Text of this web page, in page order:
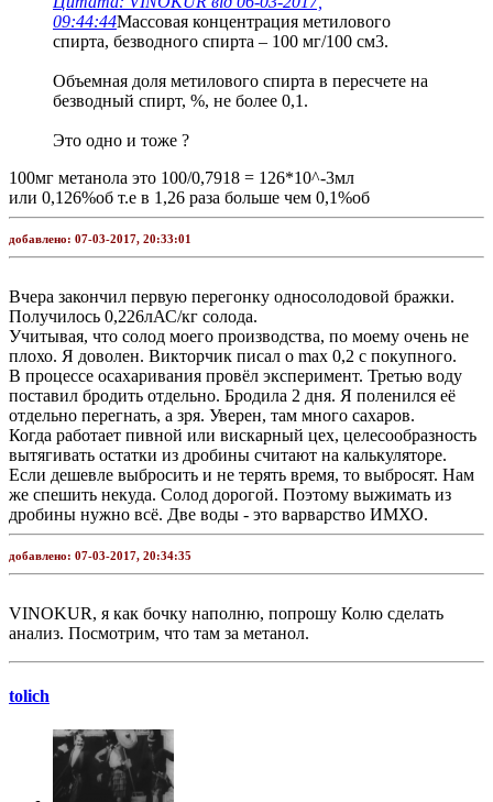
09:44:44Массовая концентрация метилового
спирта, безводного спирта – 100 мг/100 см3.
Объемная доля метилового спирта в пересчете на
безводный спирт, %, не более 0,1.
Это одно и тоже ?
100мг метанола это 100/0,7918 = 126*10^-3мл
или 0,126%об т.е в 1,26 раза больше чем 0,1%об
добавлено: 07-03-2017, 20:33:01
Вчера закончил первую перегонку односолодовой бражки.
Получилось 0,226лАС/кг солода.
Учитывая, что солод моего производства, по моему очень не
плохо. Я доволен. Викторчик писал о max 0,2 с покупного.
В процессе осахаривания провёл эксперимент. Третью воду
поставил бродить отдельно. Бродила 2 дня. Я поленился её
отдельно перегнать, а зря. Уверен, там много сахаров.
Когда работает пивной или вискарный цех, целесообразность
вытягивать остатки из дробины считают на калькуляторе.
Если дешевле выбросить и не терять время, то выбросят. Нам
же спешить некуда. Солод дорогой. Поэтому выжимать из
дробины нужно всё. Две воды - это варварство ИМХО.
добавлено: 07-03-2017, 20:34:35
VINOKUR, я как бочку наполню, попрошу Колю сделать
анализ. Посмотрим, что там за метанол.
tolich